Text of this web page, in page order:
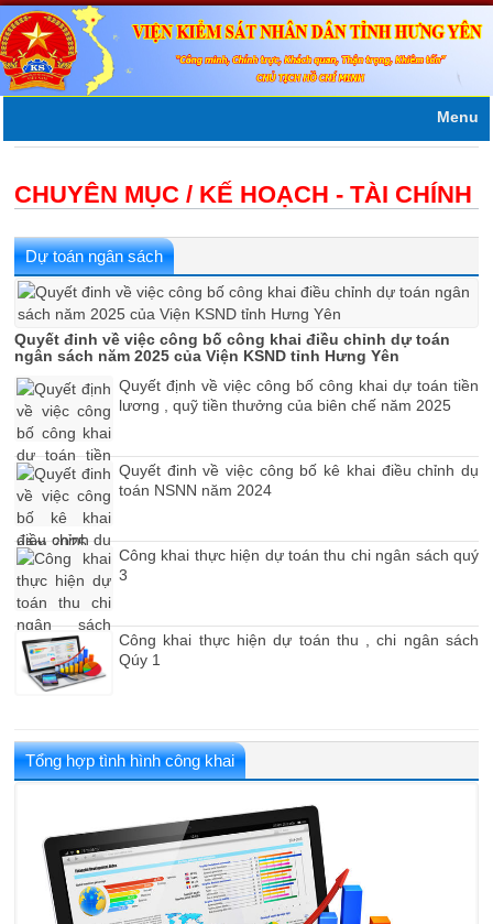
Menu
CHUYÊN MỤC / KẾ HOẠCH - TÀI CHÍNH
Dự toán ngân sách
Quyết đinh về việc công bố công khai điều chỉnh dự toán
ngân sách năm 2025 của Viện KSND tỉnh Hưng Yên
Quyết định về việc công bố công khai dự toán tiền
lương , quỹ tiền thưởng của biên chế năm 2025
Quyết đinh về việc công bố kê khai điều chỉnh dụ
toán NSNN năm 2024
Công khai thực hiện dự toán thu chi ngân sách quý
3
Công khai thực hiện dự toán thu , chi ngân sách
Qúy 1
Tổng hợp tình hình công khai